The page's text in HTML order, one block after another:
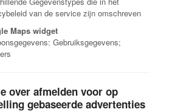
van de service zijn omschreven
Maps widget
Gebruiksgegevens;
over afmelden voor op
gebaseerde advertenties